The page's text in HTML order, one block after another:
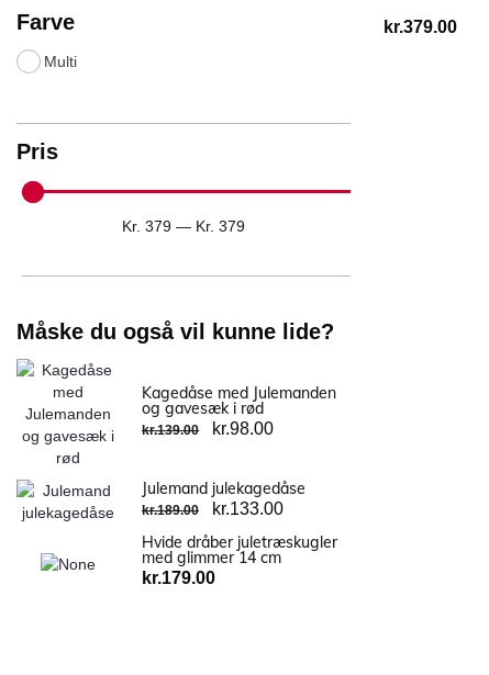
Farve
Multi
Pris
Kr. 379 — Kr. 379
Måske du også vil kunne lide?
Kagedåse med Julemanden
og gavesæk i rød
kr.139.00 kr.98.00
Julemand julekagedåse
kr.189.00 kr.133.00
Hvide dråber juletræskugler
med glimmer 14 cm
kr.179.00
kr.379.00